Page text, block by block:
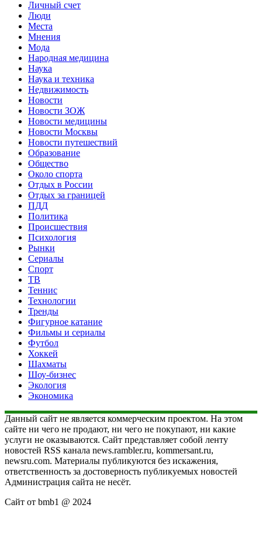
Личный счет
Люди
Места
Мнения
Мода
Народная медицина
Наука
Наука и техника
Недвижимость
Новости
Новости ЗОЖ
Новости медицины
Новости Москвы
Новости путешествий
Образование
Общество
Около спорта
Отдых в России
Отдых за границей
ПДД
Политика
Происшествия
Психология
Рынки
Сериалы
Спорт
ТВ
Теннис
Технологии
Тренды
Фигурное катание
Фильмы и сериалы
Футбол
Хоккей
Шахматы
Шоу-бизнес
Экология
Экономика
Данный сайт не является коммерческим проектом. На этом
сайте ни чего не продают, ни чего не покупают, ни какие
услуги не оказываются. Сайт представляет собой ленту
новостей RSS канала news.rambler.ru, kommersant.ru,
newsru.com. Материалы публикуются без искажения,
ответственность за достоверность публикуемых новостей
Администрация сайта не несёт.
Сайт от bmb1 @ 2024